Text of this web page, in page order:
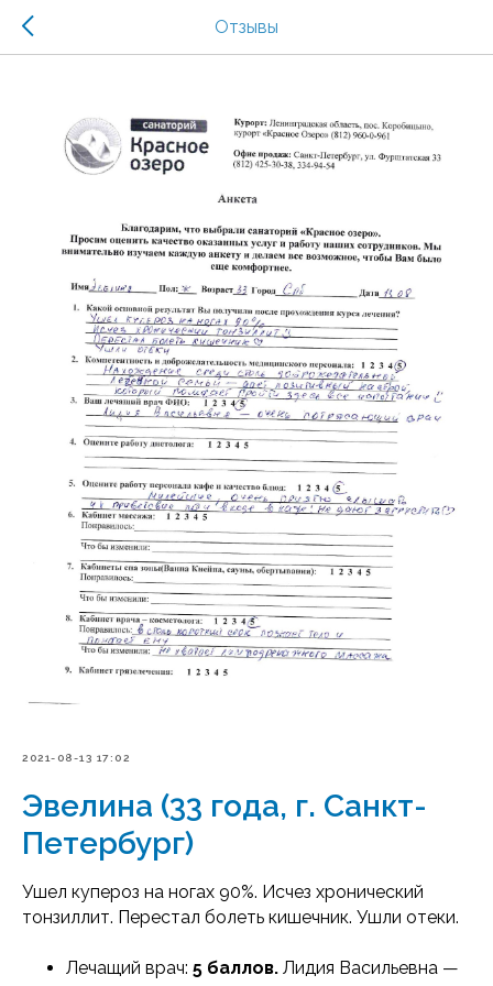
Отзывы
2021-08-13 17:02
Эвелина (33 года, г. Санкт-
Петербург)
Ушел купероз на ногах 90%. Исчез хронический
тонзиллит. Перестал болеть кишечник. Ушли отеки.
Лечащий врач: 5 баллов. Лидия Васильевна —